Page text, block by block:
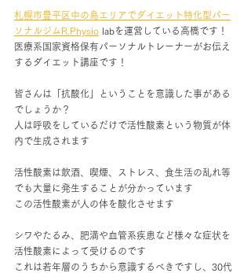
札幌市豊平区中の島エリアでダイエット特化型パー
ソナルジムR.Physio labを運営している高橋です！
医療系国家資格保有パーソナルトレーナーがお伝え
するダイエット講座です！
皆さんは「抗酸化」ということを意識した事がある
でしょうか？
人は呼吸をしているだけで活性酸素という物質が体
内で生成されます
活性酸素は飲酒、喫煙、ストレス、食生活の乱れ等
でも大量に発生することが分かっています
この活性酸素が人の体を酸化させます
シワやたるみ、肥満や血管系疾患など様々な症状を
活性酸素によって受けるのです
これは若年層のうちから意識するべきですし、30代